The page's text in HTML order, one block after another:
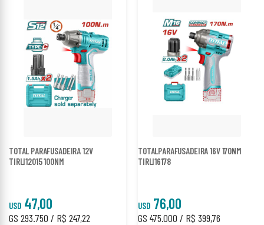
TOTAL PARAFUSADEIRA 12V
TIRLI12015 100NM
USD 47,00
GS 293.750 / R$ 247,22
TOTALPARAFUSADEIRA 16V 170NM
TIRLI16178
USD 76,00
GS 475.000 / R$ 399,76